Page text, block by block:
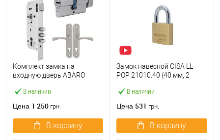
В наличии
Комплект замка на
входную дверь ABARO
цилиндром B100 60T и
Цена 1 250 грн.
В корзину
В наличии
Замок навесной CISA LL
POP 21010.40 (40 мм, 2
Цена 531 грн.
В корзину